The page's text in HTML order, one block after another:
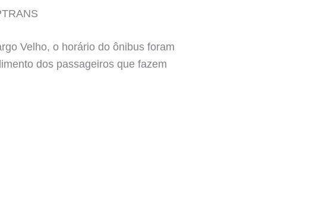
Velho, o horário do ônibus foram
dos passageiros que fazem